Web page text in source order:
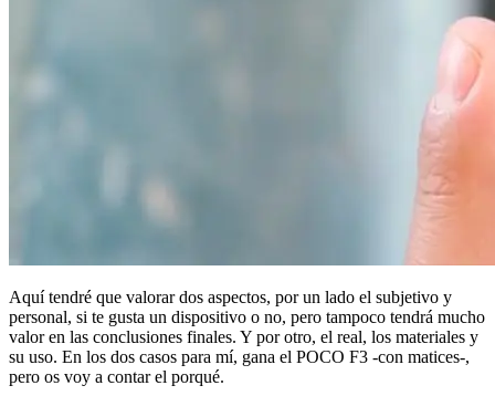
Aquí tendré que valorar dos aspectos, por un lado el subjetivo y
personal, si te gusta un dispositivo o no, pero tampoco tendrá mucho
valor en las conclusiones finales. Y por otro, el real, los materiales y
su uso. En los dos casos para mí, gana el POCO F3 -con matices-,
pero os voy a contar el porqué.